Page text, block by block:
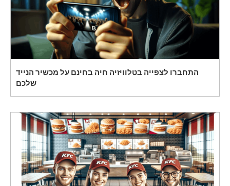
התחברו לצפייה בטלוויזיה חיה בחינם על מכשיר הנייד
שלכם